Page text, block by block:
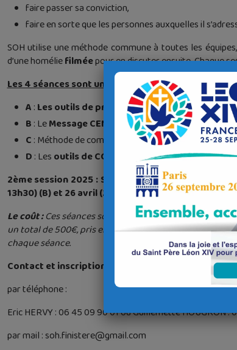
faire passer sa conviction,
faire en sorte que les personnes auxquelles il
SOH utilise une méthode commune à toutes les
d’une homéliefilméepour en discuter ensuite. Chaque
Les 4 séances sont un TOUT
: elles ne peuvent pas
A : Les outils de préparationd’une homélie
B : LeMessage CENTRAL
C : Méthode de composition d’unehomélie en 3
D : Les outils de COMMUNICATIONpour faire
2ème session 2025 : Spéciale DIACRES : (repas
13h30) (B) et 26 avril (2 séances, 9h – 17h) (C et D)
Le coût :Ces séances sont assurées par des
un total de 500€, pris en charge par le service
chaque séance.
Contact et inscription :
par téléphone :
Eric HERVY : 06 45 09 90 01 ou Guillemette HOUGRON :
par mail : soh.finistere@gmail.com